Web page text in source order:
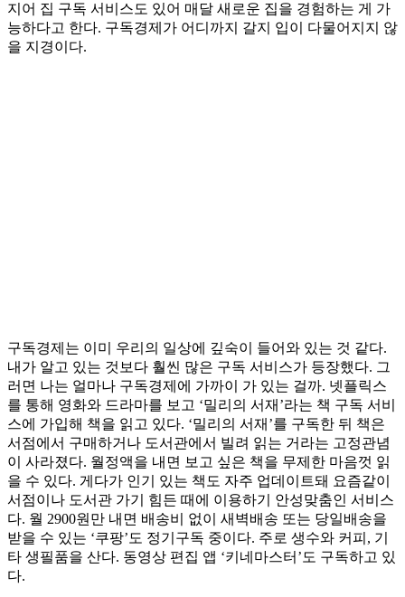
지어 집 구독 서비스도 있어 매달 새로운 집을 경험하는 게 가
능하다고 한다. 구독경제가 어디까지 갈지 입이 다물어지지 않
을 지경이다.
구독경제는 이미 우리의 일상에 깊숙이 들어와 있는 것 같다.
내가 알고 있는 것보다 훨씬 많은 구독 서비스가 등장했다. 그
러면 나는 얼마나 구독경제에 가까이 가 있는 걸까. 넷플릭스
를 통해 영화와 드라마를 보고 ‘밀리의 서재’라는 책 구독 서비
스에 가입해 책을 읽고 있다. ‘밀리의 서재’를 구독한 뒤 책은
서점에서 구매하거나 도서관에서 빌려 읽는 거라는 고정관념
이 사라졌다. 월정액을 내면 보고 싶은 책을 무제한 마음껏 읽
을 수 있다. 게다가 인기 있는 책도 자주 업데이트돼 요즘같이
서점이나 도서관 가기 힘든 때에 이용하기 안성맞춤인 서비스
다. 월 2900원만 내면 배송비 없이 새벽배송 또는 당일배송을
받을 수 있는 ‘쿠팡’도 정기구독 중이다. 주로 생수와 커피, 기
타 생필품을 산다. 동영상 편집 앱 ‘키네마스터’도 구독하고 있
다.